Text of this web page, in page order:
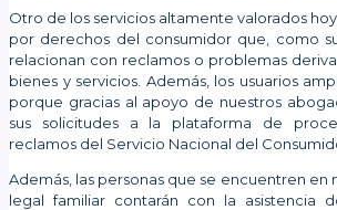
Otro de los servicios altamente valorados
por derechos del consumidor que, como
relacionan con reclamos o problemas
bienes y servicios. Además, los usuarios
porque gracias al apoyo de nuestros
sus solicitudes a la plataforma de
reclamos del Servicio Nacional del
Además, las personas que se encuentren
legal familiar contarán con la asistencia